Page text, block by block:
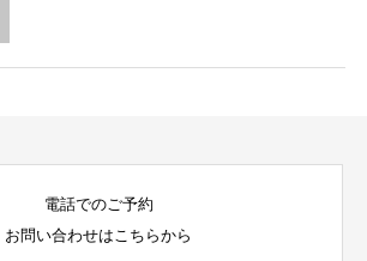
電話でのご予約
お問い合わせはこちらから